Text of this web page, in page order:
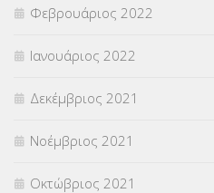
Φεβρουάριος 2022
Ιανουάριος 2022
Δεκέμβριος 2021
Νοέμβριος 2021
Οκτώβριος 2021